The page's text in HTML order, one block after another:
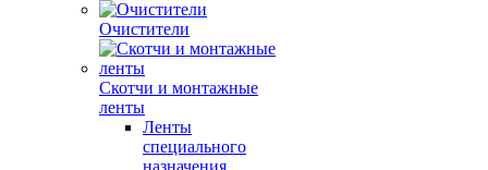
Очистители
Скотчи и монтажные
ленты
Ленты
специального
назначения